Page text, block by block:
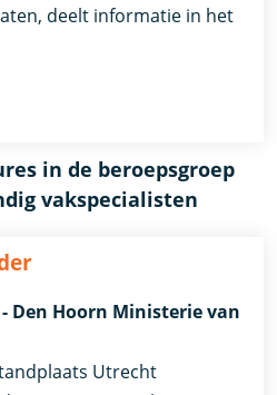
deelt informatie in het
in de beroepsgroep
vakspecialisten
Den Hoorn Ministerie van
Utrecht